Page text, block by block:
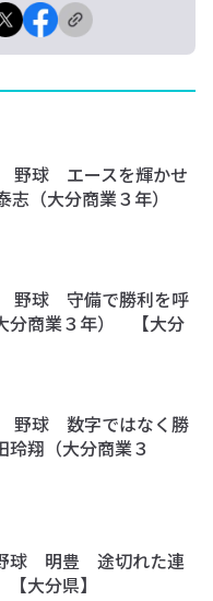
野球 エースを輝かせ
志（大分商業３年）
野球 守備で勝利を呼
分商業３年） 【大分
野球 数字ではなく勝
翔（大分商業３
球 明豊 途切れた連
大分県】